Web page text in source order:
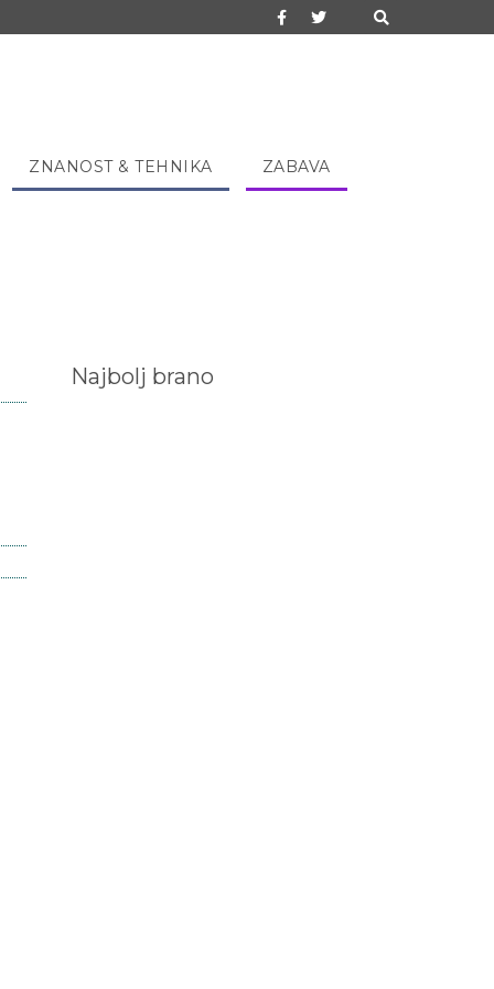
ZNANOST & TEHNIKA ZABAVA
Najbolj brano